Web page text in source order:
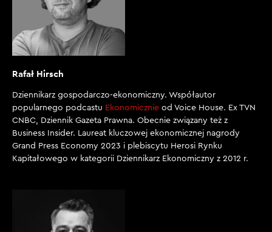
Rafał Hirsch
Dziennikarz gospodarczo-ekonomiczny. Współautor
popularnego podcastu Ekonomicznie od Voice House. Ex TVN
CNBC, Dziennik Gazeta Prawna. Obecnie związany też z
Business Insider. Laureat kluczowej ekonomicznej nagrody
Grand Press Economy 2023 i plebiscytu Herosi Rynku
Kapitałowego w kategorii Dziennikarz Ekonomiczny z 2012 r.